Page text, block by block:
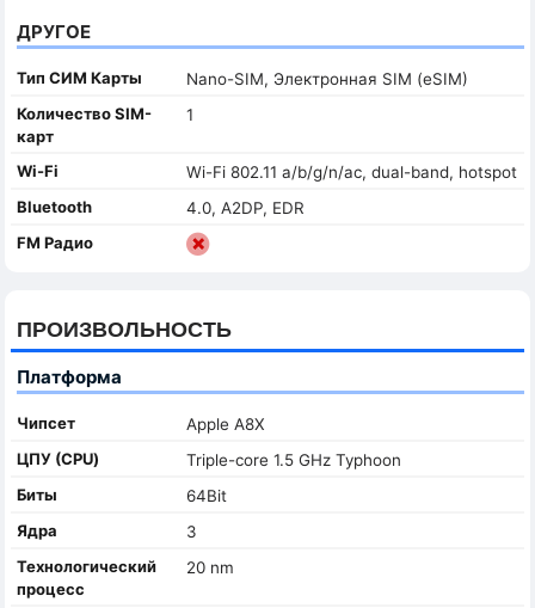
ДРУГОЕ
Тип СИМ Карты
Nano-SIM, Электронная SIM (eSIM)
Количество SIM-
карт
1
Wi-Fi
Wi-Fi 802.11 a/b/g/n/ac, dual-band, hotspot
Bluetooth
4.0, A2DP, EDR
FM Радио
ПРОИЗВОЛЬНОСТЬ
Платформа
Чипсет
Apple A8X
ЦПУ (CPU)
Triple-core 1.5 GHz Typhoon
Биты
64Bit
Ядра
3
Технологический
процесс
20 nm